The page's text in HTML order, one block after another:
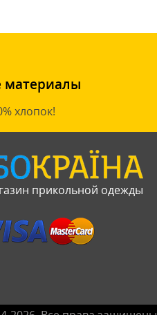
материалы
хлопок!
прикольной одежды